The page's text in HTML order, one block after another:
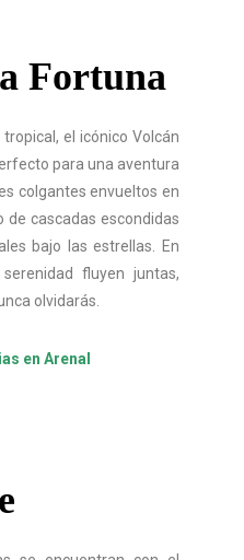
Fortuna
el icónico Volcán
para una aventura
colgantes envueltos en
de cascadas escondidas
bajo las estrellas. En
fluyen juntas,
olvidarás.
en Arenal